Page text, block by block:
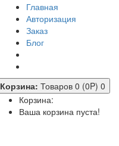
Главная
Авторизация
Заказ
Блог
Корзина: Товаров 0 (0P) 0
Корзина:
Ваша корзина пуста!